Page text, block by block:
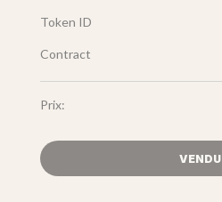
Token ID
Contract
Prix:
VENDU